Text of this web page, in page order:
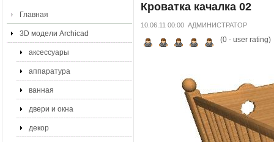
Главная
3D модели Archicad
аксессуары
аппаратура
ванная
двери и окна
декор
Кроватка качалка 02
10.06.11 00:00 АДМИНИСТРАТОР
(0- user rating)